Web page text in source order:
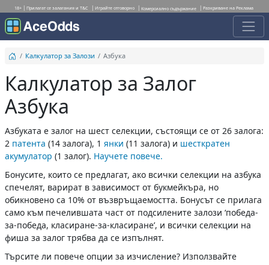
18+ Прилагат се залагания и T&C Играйте отговорно Комерсиално съдържание Разкриване на Реклама
Калкулатор за Залози Азбука
Калкулатор за Залог
Азбука
Азбуката е залог на шест селекции, състоящи се от 26 залога:
2 патента (14 залога), 1 янки (11 залога) и шесткратен
акумулатор (1 залог). Научете повече.
Бонусите, които се предлагат, ако всички селекции на азбука
спечелят, варират в зависимост от букмейкъра, но
обикновено са 10% от възвръщаемостта. Бонусът се прилага
само към печелившата част от подсилените залози ‘победа-
за-победа, класиране-за-класиране’, и всички селекции на
фиша за залог трябва да се изпълнят.
Търсите ли повече опции за изчисление? Използвайте